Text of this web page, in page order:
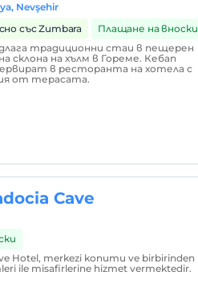
Nevşehir
със Zumbara
Плащане на вноски
традиционни стаи в пещерен
склона на хълм в Гореме. Кебап
в ресторанта на хотела с
от терасата.
Cave
Hotel, merkezi konumu ve birbirinden
ile misafirlerine hizmet vermektedir.